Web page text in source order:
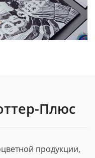
Плюс
продукции,